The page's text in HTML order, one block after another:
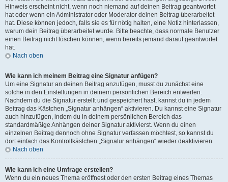
Hinweis erscheint nicht, wenn noch niemand auf deinen Beitrag geantwortet
hat oder wenn ein Administrator oder Moderator deinen Beitrag überarbeitet
hat. Diese können jedoch, falls sie es für nötig halten, eine Notiz hinterlassen,
warum dein Beitrag überarbeitet wurde. Bitte beachte, dass normale Benutzer
einen Beitrag nicht löschen können, wenn bereits jemand darauf geantwortet
hat.
Nach oben
Wie kann ich meinem Beitrag eine Signatur anfügen?
Um eine Signatur an deinen Beitrag anzufügen, musst du zunächst eine
solche in den Einstellungen in deinem persönlichen Bereich entwerfen.
Nachdem du die Signatur erstellt und gespeichert hast, kannst du in jedem
Beitrag das Kästchen „Signatur anhängen“ aktivieren. Du kannst eine Signatur
auch hinzufügen, indem du in deinem persönlichen Bereich das
standardmäßige Anhängen deiner Signatur aktivierst. Wenn du einen
einzelnen Beitrag dennoch ohne Signatur verfassen möchtest, so kannst du
dort einfach das Kontrollkästchen „Signatur anhängen“ wieder deaktivieren.
Nach oben
Wie kann ich eine Umfrage erstellen?
Wenn du ein neues Thema eröffnest oder den ersten Beitrag eines Themas